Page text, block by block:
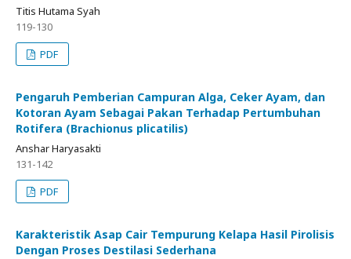
Titis Hutama Syah
119-130
PDF
Pengaruh Pemberian Campuran Alga, Ceker Ayam, dan
Kotoran Ayam Sebagai Pakan Terhadap Pertumbuhan
Rotifera (Brachionus plicatilis)
Anshar Haryasakti
131-142
PDF
Karakteristik Asap Cair Tempurung Kelapa Hasil Pirolisis
Dengan Proses Destilasi Sederhana